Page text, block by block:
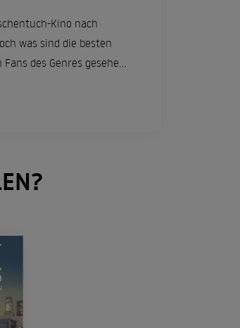
Kino nach
was sind die besten
des Genres gesehen